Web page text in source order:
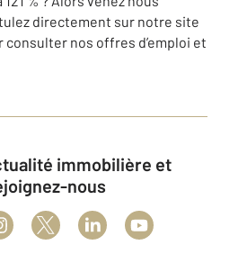
directement sur notre site
consulter nos offres d’emploi et
nous